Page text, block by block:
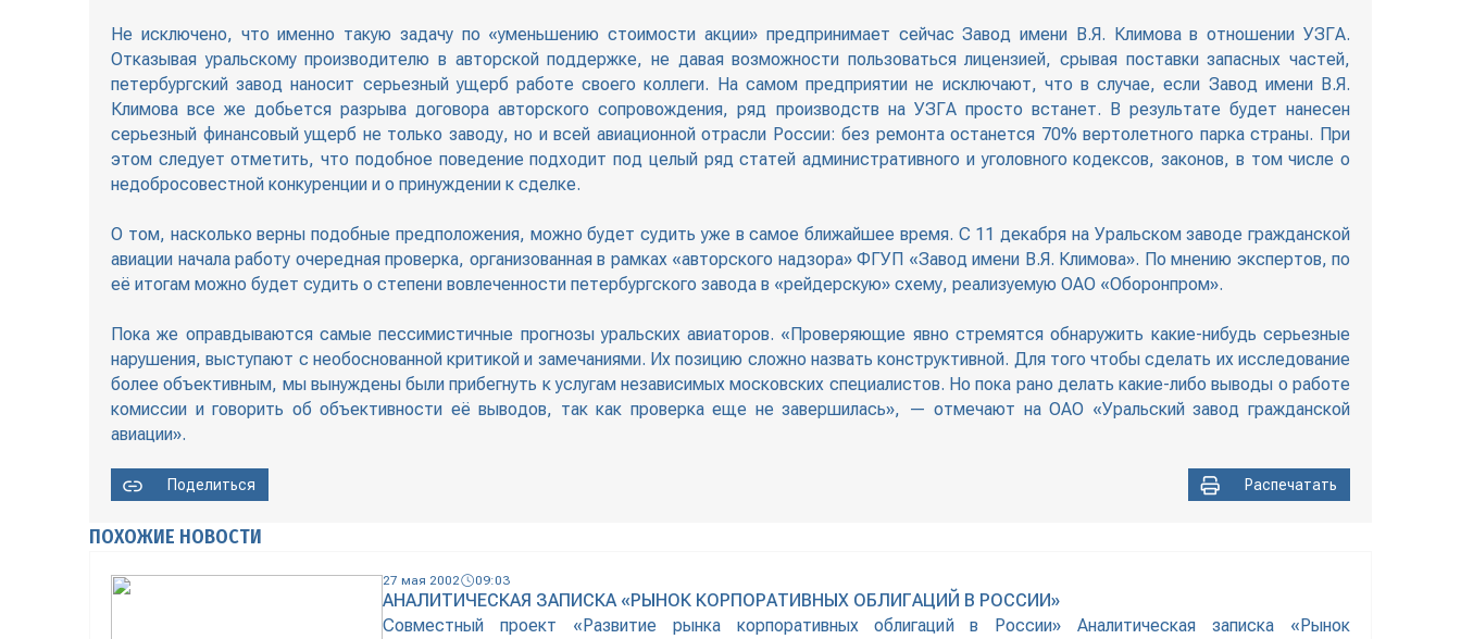
Не исключено, что именно такую задачу по «уменьшению стоимости акции» предпринимает сейчас Завод имени В.Я. Климова в отношении УЗГА.
Отказывая уральскому производителю в авторской поддержке, не давая возможности пользоваться лицензией, срывая поставки запасных частей,
петербургский завод наносит серьезный ущерб работе своего коллеги. На самом предприятии не исключают, что в случае, если Завод имени В.Я.
Климова все же добьется разрыва договора авторского сопровождения, ряд производств на УЗГА просто встанет. В результате будет нанесен
серьезный финансовый ущерб не только заводу, но и всей авиационной отрасли России: без ремонта останется 70% вертолетного парка страны. При
этом следует отметить, что подобное поведение подходит под целый ряд статей административного и уголовного кодексов, законов, в том числе о
недобросовестной конкуренции и о принуждении к сделке.
О том, насколько верны подобные предположения, можно будет судить уже в самое ближайшее время. С 11 декабря на Уральском заводе гражданской
авиации начала работу очередная проверка, организованная в рамках «авторского надзора» ФГУП «Завод имени В.Я. Климова». По мнению экспертов, по
её итогам можно будет судить о степени вовлеченности петербургского завода в «рейдерскую» схему, реализуемую ОАО «Оборонпром».
Пока же оправдываются самые пессимистичные прогнозы уральских авиаторов. «Проверяющие явно стремятся обнаружить какие-нибудь серьезные
нарушения, выступают с необоснованной критикой и замечаниями. Их позицию сложно назвать конструктивной. Для того чтобы сделать их исследование
более объективным, мы вынуждены были прибегнуть к услугам независимых московских специалистов. Но пока рано делать какие-либо выводы о работе
комиссии и говорить об объективности её выводов, так как проверка еще не завершилась», — отмечают на ОАО «Уральский завод гражданской
авиации».
Поделиться Распечатать
ПОХОЖИЕ НОВОСТИ
27 мая 2002 09:03
АНАЛИТИЧЕСКАЯ ЗАПИСКА «РЫНОК КОРПОРАТИВНЫХ ОБЛИГАЦИЙ В РОССИИ»
Совместный проект «Развитие рынка корпоративных облигаций в России» Аналитическая записка «Рынок